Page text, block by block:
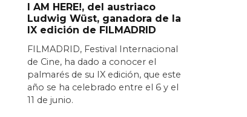
I AM HERE!, del austriaco
Ludwig Wüst, ganadora de la
IX edición de FILMADRID
FILMADRID, Festival Internacional
de Cine, ha dado a conocer el
palmarés de su IX edición, que este
año se ha celebrado entre el 6 y el
11 de junio.